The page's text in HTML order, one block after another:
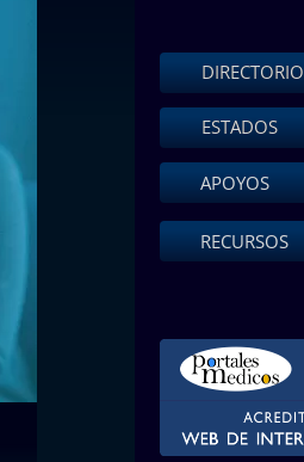
DIRECTORIO
ESTADOS
APOYOS
RECURSOS